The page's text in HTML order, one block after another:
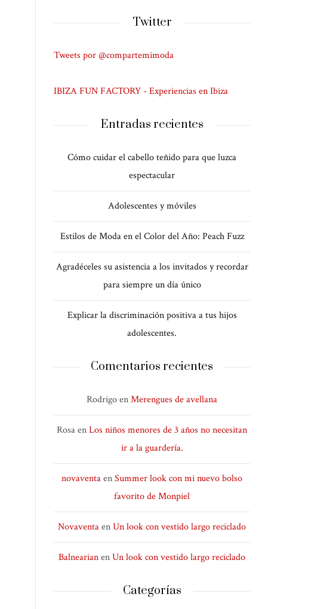
Twitter
Tweets por @compartemimoda
IBIZA FUN FACTORY - Experiencias en Ibiza
Entradas recientes
Cómo cuidar el cabello teñido para que luzca
espectacular
Adolescentes y móviles
Estilos de Moda en el Color del Año: Peach Fuzz
Agradéceles su asistencia a los invitados y recordar
para siempre un día único
Explicar la discriminación positiva a tus hijos
adolescentes.
Comentarios recientes
RodrigoenMerengues de avellana
RosaenLos niños menores de 3 años no necesitan
ir a la guardería.
novaventaenSummer look con mi nuevo bolso
favorito de Monpiel
NovaventaenUn look con vestido largo reciclado
BalnearianenUn look con vestido largo reciclado
Categorías